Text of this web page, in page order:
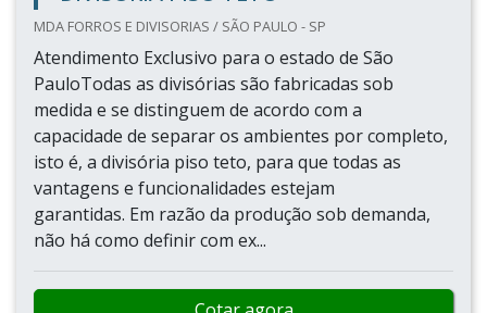
MDA FORROS E DIVISORIAS / SÃO PAULO - SP
Atendimento Exclusivo para o estado de São
PauloTodas as divisórias são fabricadas sob
medida e se distinguem de acordo com a
capacidade de separar os ambientes por completo,
isto é, a divisória piso teto, para que todas as
vantagens e funcionalidades estejam
garantidas. Em razão da produção sob demanda,
não há como definir com ex...